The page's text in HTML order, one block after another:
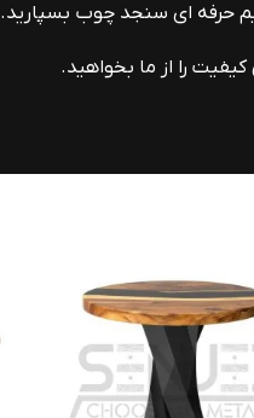
حرفه ای سنجد چوب بسپارید.
را از ما بخواهید.